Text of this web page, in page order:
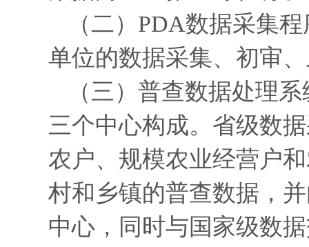
（二）PDA数据采集
单位的数据采集、初审
（三）普查数据处理
三个中心构成。省级数
农户、规模农业经营户
村和乡镇的普查数据，
中心，同时与国家级数